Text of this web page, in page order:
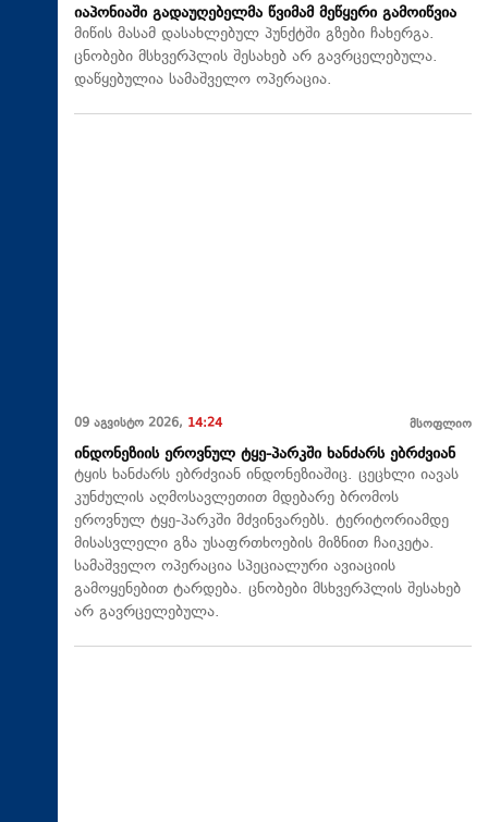
იაპონიაში გადაუღებელმა წვიმამ მეწყერი გამოიწვია
მიწის მასამ დასახლებულ პუნქტში გზები ჩახერგა.
ცნობები მსხვერპლის შესახებ არ გავრცელებულა.
დაწყებულია სამაშველო ოპერაცია.
09 აგვისტო 2026, 14:24 მსოფლიო
ინდონეზიის ეროვნულ ტყე-პარკში ხანძარს ებრძვიან
ტყის ხანძარს ებრძვიან ინდონეზიაშიც. ცეცხლი იავას
კუნძულის აღმოსავლეთით მდებარე ბრომოს
ეროვნულ ტყე-პარკში მძვინვარებს. ტერიტორიამდე
მისასვლელი გზა უსაფრთხოების მიზნით ჩაიკეტა.
სამაშველო ოპერაცია სპეციალური ავიაციის
გამოყენებით ტარდება. ცნობები მსხვერპლის შესახებ
არ გავრცელებულა.